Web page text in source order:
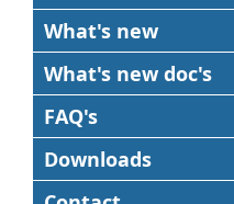
What's new
What's new doc's
FAQ's
Downloads